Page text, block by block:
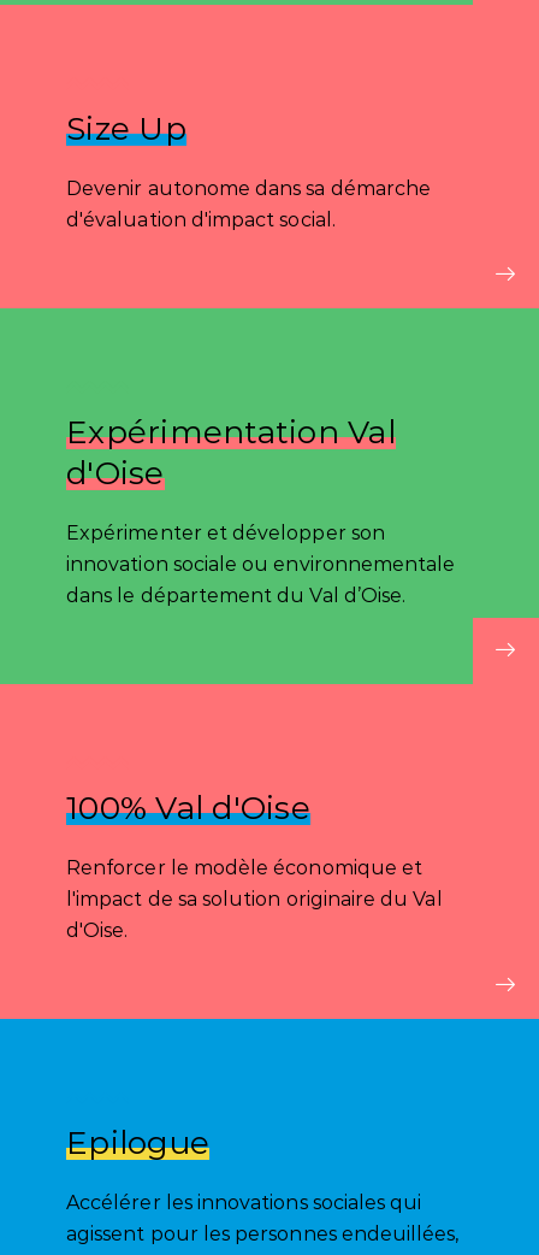
Size Up
Devenir autonome dans sa démarche
d'évaluation d'impact social.
Expérimentation Val
d'Oise
Expérimenter et développer son
innovation sociale ou environnementale
dans le département du Val d’Oise.
100% Val d'Oise
Renforcer le modèle économique et
l'impact de sa solution originaire du Val
d'Oise.
Epilogue
Accélérer les innovations sociales qui
agissent pour les personnes endeuillées,